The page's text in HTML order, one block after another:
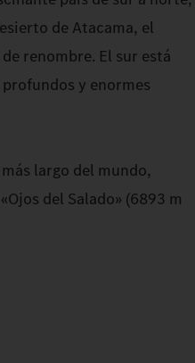
de Atacama, el
renombre. El sur está
y enormes
largo del mundo,
del Salado» (6893 m